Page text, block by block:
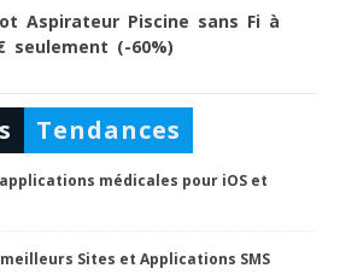
Aspirateur Piscine sans Fi à
seulement (-60%)
Tendances
médicales pour iOS et
meilleurs Sites et Applications SMS